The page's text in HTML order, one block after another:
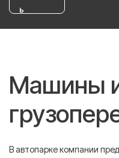
ь
Машины
В автопарке компании